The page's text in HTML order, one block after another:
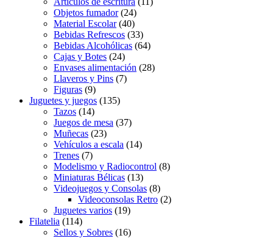
Objetos fumador(24)
Material Escolar(40)
Bebidas Refrescos (33)
Bebidas Alcohólicas (64)
Cajas y Botes (24)
Envases alimentación (28)
Llaveros y Pins (7)
Figuras (9)
Juguetes y juegos (135)
Tazos (14)
Juegos de mesa (37)
Muñecas (23)
Vehículos a escala (14)
Trenes (7)
Modelismo y Radiocontrol (8)
Miniaturas Bélicas (13)
Videojuegos y Consolas (8)
Videoconsolas Retro (2)
Juguetes varios (19)
Filatelia (114)
Sellos y Sobres (16)